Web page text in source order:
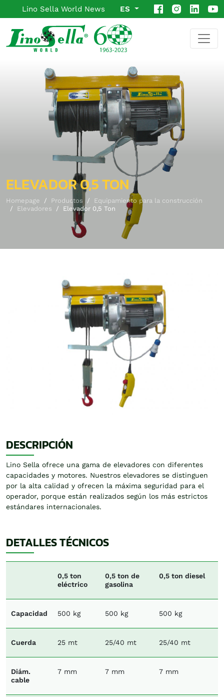
Lino Sella World News ES
ELEVADOR 0,5 TON
Homepage Productos
Equipamiento para la construcción
Elevadores
Elevador 0,5 Ton
DESCRIPCIÓN
Lino Sella ofrece una gama de elevadores con diferentes
capacidades y motores. Nuestros elevadores se distinguen
por la alta calidad y ofrecen la máxima seguridad para el
operador, porque están realizados según los más estrictos
estándares internacionales.
DETALLES TÉCNICOS
0,5 ton
eléctrico
0,5 ton de
gasolina
0,5 ton diesel
Capacidad 500 kg 500 kg 500 kg
Cuerda 25 mt 25/40 mt 25/40 mt
Diám.
cable
7 mm 7 mm 7 mm